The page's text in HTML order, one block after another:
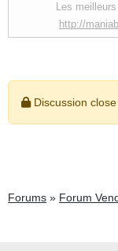
Les
http://
Discussion close
Forums » Forum